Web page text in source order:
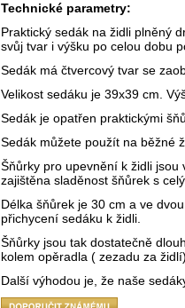
Technické parametry:
Praktický sedák na židli plněný
svůj tvar i výšku po celou dobu
Sedák má čtvercový tvar se
Velikost sedáku je 39x39 cm.
Sedák je opatřen praktickými
Sedák můžete použít na běžné
Šňůrky pro upevnění k židli
zajištěna sladěnost šňůrek s
Délka šňůrek je 30 cm a ve
přichycení sedáku k židli.
Šňůrky jsou tak dostatečně
kolem opěradla ( zezadu za
Další výhodou je, že naše